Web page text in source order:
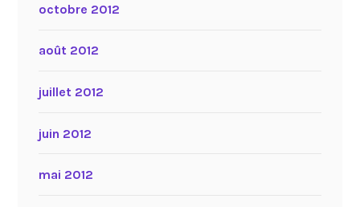
octobre 2012
août 2012
juillet 2012
juin 2012
mai 2012